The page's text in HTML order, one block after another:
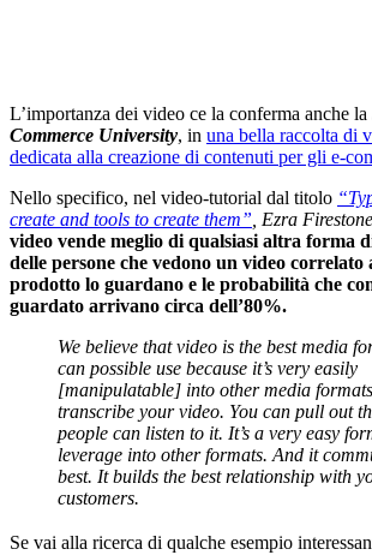
L’importanza dei video ce la conferma anche la
Commerce University, in una bella raccolta di
dedicata alla creazione di contenuti per gli e-
Nello specifico, nel video-tutorial dal titolo
create and tools to create them” , Ezra Firestone
video vende meglio di qualsiasi altra forma
delle persone che vedono un video correlato
prodotto lo guardano e le probabilità che
guardato arrivano circa dell’80%.
We believe that video is the best media
can possible use because it’s very easily
[manipulatable] into other media
transcribe your video. You can pull out
people can listen to it. It’s a very easy
leverage into other formats. And it
best. It builds the best relationship with
customers.
Se vai alla ricerca di qualche esempio